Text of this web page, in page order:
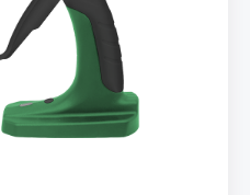
ayarlanmış çalışma
220–240 VAC, 50–60 Hz
süresi: yaklaşık 7 dakika
ile teslim edilir